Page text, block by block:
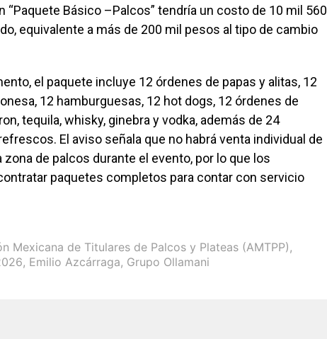
“Paquete Básico –Palcos” tendría un costo de 10 mil 560
equivalente a más de 200 mil pesos al tipo de cambio
el paquete incluye 12 órdenes de papas y alitas, 12
12 hamburguesas, 12 hot dogs, 12 órdenes de
tequila, whisky, ginebra y vodka, además de 24
El aviso señala que no habrá venta individual de
de palcos durante el evento, por lo que los
paquetes completos para contar con servicio
Mexicana de Titulares de Palcos y Plateas (AMTPP),
, Emilio Azcárraga, Grupo Ollamani